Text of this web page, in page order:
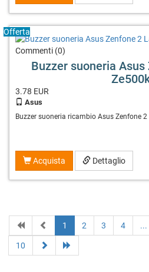
Offerta
Commenti (0)
Buzzer suoneria
3.78 EUR
Asus
Buzzer suoneria ricambio Asus Zenfone 2
Acquista Dettaglio
1 2 3 4 ...
10